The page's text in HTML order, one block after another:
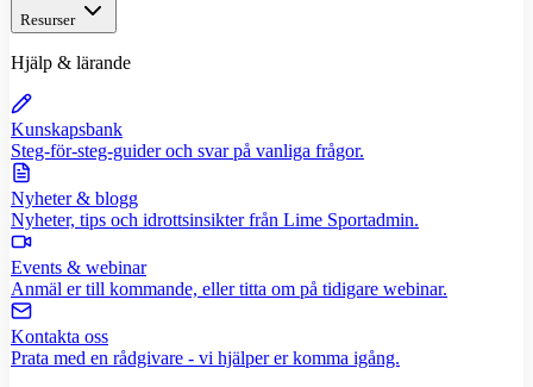
Resurser
Hjälp & lärande
Kunskapsbank
Steg-för-steg-guider och svar på vanliga frågor.
Nyheter & blogg
Nyheter, tips och idrottsinsikter från Lime Sportadmin.
Events & webinar
Anmäl er till kommande, eller titta om på tidigare webinar.
Kontakta oss
Prata med en rådgivare - vi hjälper er komma igång.